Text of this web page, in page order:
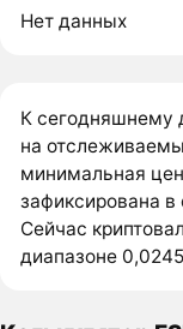
Нет данных
К сегодняшнему
на
минимальная
зафиксирована в
Сейчас
диапазоне